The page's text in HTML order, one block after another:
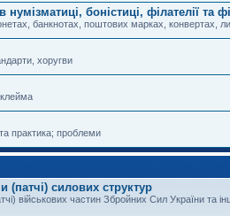
боністиці, філателії та
банкнотах, поштових марках, конвертах,
хоругви
практика; проблеми
(патчі) силових структур
військових частин Збройних Сил України та